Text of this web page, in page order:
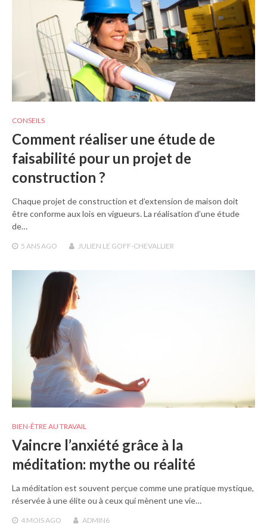
CONSEILS
Comment réaliser une étude de
faisabilité pour un projet de
construction ?
Chaque projet de construction et d’extension de maison doit
être conforme aux lois en vigueurs. La réalisation d’une étude
de…
5 ANS AGO JULIEN LE GOFF-CHEVALLIER
BIEN-ÊTRE AU TRAVAIL
Vaincre l’anxiété grâce à la
méditation: mythe ou réalité
La méditation est souvent perçue comme une pratique mystique,
réservée à une élite ou à ceux qui mènent une vie…
4 MOIS AGO ADMIN6